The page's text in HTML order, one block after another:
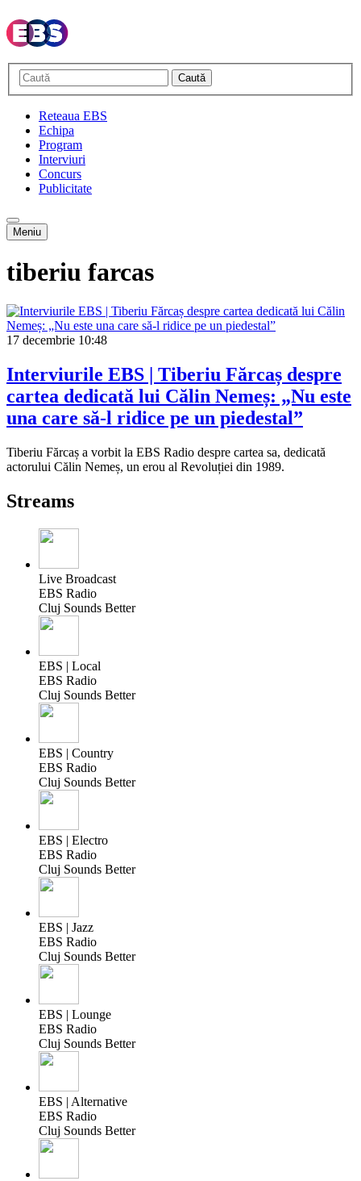
Caută
Reteaua EBS
Echipa
Program
Interviuri
Concurs
Publicitate
Meniu
tiberiu farcas
17 decembrie 10:48
Interviurile EBS | Tiberiu Fărcaș despre
cartea dedicată lui Călin Nemeș: „Nu este
una care să-l ridice pe un piedestal”
Tiberiu Fărcaș a vorbit la EBS Radio despre cartea sa, dedicată
actorului Călin Nemeș, un erou al Revoluției din 1989.
Streams
Live Broadcast
EBS Radio
Cluj Sounds Better
EBS | Local
EBS Radio
Cluj Sounds Better
EBS | Country
EBS Radio
Cluj Sounds Better
EBS | Electro
EBS Radio
Cluj Sounds Better
EBS | Jazz
EBS Radio
Cluj Sounds Better
EBS | Lounge
EBS Radio
Cluj Sounds Better
EBS | Alternative
EBS Radio
Cluj Sounds Better